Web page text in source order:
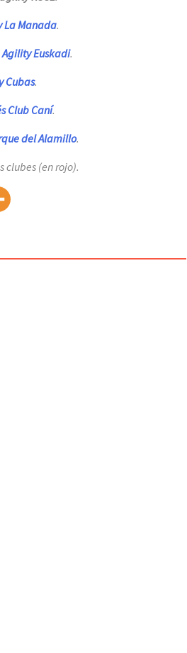
La Manada.
Agility Euskadi.
Cubas.
Club Caní.
del Alamillo.
clubes (en rojo).